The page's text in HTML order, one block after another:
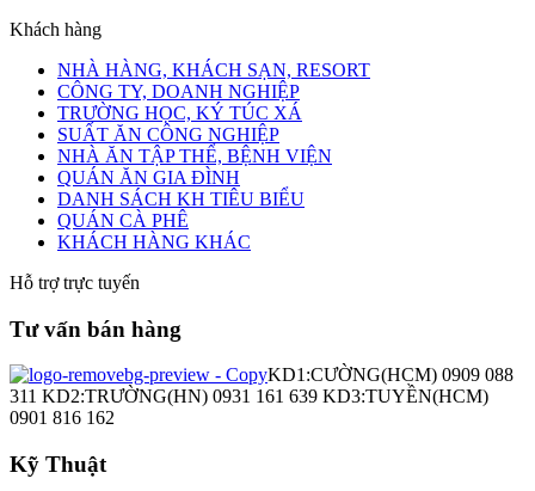
Khách hàng
NHÀ HÀNG, KHÁCH SẠN, RESORT
CÔNG TY, DOANH NGHIỆP
TRƯỜNG HỌC, KÝ TÚC XÁ
SUẤT ĂN CÔNG NGHIỆP
NHÀ ĂN TẬP THỂ, BỆNH VIỆN
QUÁN ĂN GIA ĐÌNH
DANH SÁCH KH TIÊU BIỂU
QUÁN CÀ PHÊ
KHÁCH HÀNG KHÁC
Hỗ trợ trực tuyến
Tư vấn bán hàng
KD1:CƯỜNG(HCM) 0909 088
311 KD2:TRƯỜNG(HN) 0931 161 639 KD3:TUYỀN(HCM)
0901 816 162
Kỹ Thuật